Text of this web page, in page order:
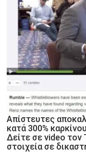
Απίστευτες
κατά 300%
Δείτε σε video τον
στοιχεία σε